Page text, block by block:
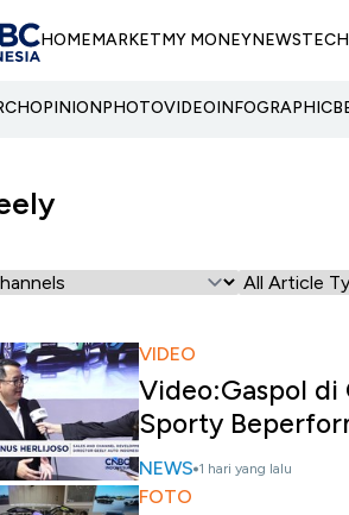
HOMEMARKETMY MONEYNEWSTECH
OPINIONPHOTOVIDEOINFOGRAPHIC
VIDEO
Video:Gaspol di
Sporty
NEWS 1 hari yang lalu
FOTO